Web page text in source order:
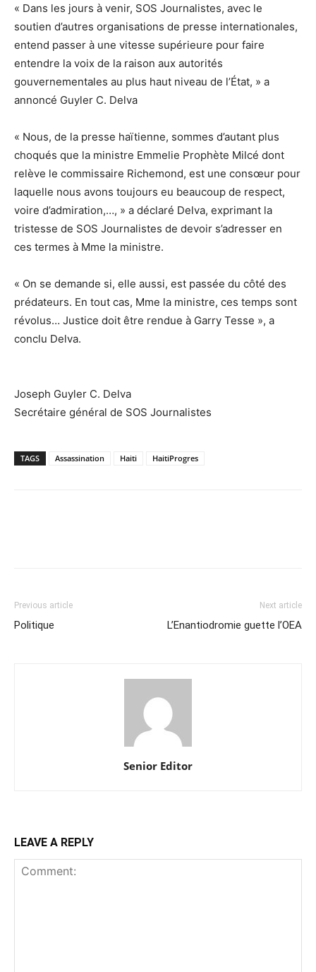
« Dans les jours à venir, SOS Journalistes, avec le
soutien d’autres organisations de presse internationales,
entend passer à une vitesse supérieure pour faire
entendre la voix de la raison aux autorités
gouvernementales au plus haut niveau de l’État, » a
annoncé Guyler C. Delva
« Nous, de la presse haïtienne, sommes d’autant plus
choqués que la ministre Emmelie Prophète Milcé dont
relève le commissaire Richemond, est une consœur pour
laquelle nous avons toujours eu beaucoup de respect,
voire d’admiration,…, » a déclaré Delva, exprimant la
tristesse de SOS Journalistes de devoir s’adresser en
ces termes à Mme la ministre.
« On se demande si, elle aussi, est passée du côté des
prédateurs. En tout cas, Mme la ministre, ces temps sont
révolus… Justice doit être rendue à Garry Tesse », a
conclu Delva.
Joseph Guyler C. Delva
Secrétaire général de SOS Journalistes
TAGS Assassination Haiti HaitiProgres
Previous article
Politique
Next article
L’Enantiodromie guette l’OEA
Senior Editor
LEAVE A REPLY